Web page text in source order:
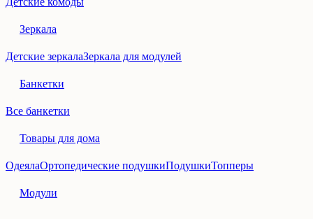
Зеркала
Детские зеркалаЗеркала для модулей
Банкетки
Все банкетки
Товары для дома
ОдеялаОртопедические подушкиПодушкиТопперы
Модули